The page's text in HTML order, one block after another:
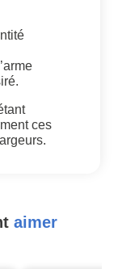
ces
aimer